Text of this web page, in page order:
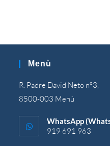
Menù
R. Padre David Neto nº3,
8500-003 Menù
WhatsApp
919 691 963